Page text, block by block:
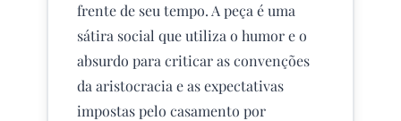
frente de seu tempo. A peça é uma
sátira social que utiliza o humor e o
absurdo para criticar as convenções
da aristocracia e as expectativas
impostas pelo casamento por